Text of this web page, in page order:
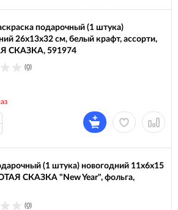
подарочный (1 штука)
26x13x32 см, белый крафт, ассорти,
СКАЗКА, 591974
(0)
(1 штука) новогодний 11x6x15
СКАЗКА "New Year", фольга,
(0)